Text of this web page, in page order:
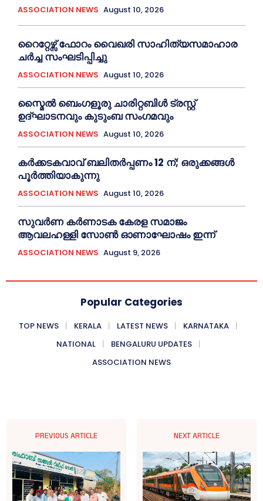
ASSOCIATION NEWS August 10, 2026
റൈറ്റേഴ്സ് ഫോറം വൈഖരി സാഹിത്യസമാഹാര
ചർച്ച സംഘടിപ്പിച്ചു
ASSOCIATION NEWS August 10, 2026
സ്മൈൽ ബെംഗളൂരു ചാരിറ്റബിൾ ട്രസ്റ്റ്
ഉദ്ഘാടനവും കുടുംബ സംഗമവും
ASSOCIATION NEWS August 10, 2026
കർക്കടകവാവ് ബലിതർപ്പണം 12 ന്; ഒരുക്കങ്ങൾ
പൂർത്തിയാകുന്നു
ASSOCIATION NEWS August 10, 2026
സുവർണ കർണാടക കേരള സമാജം
ആവലഹള്ളി സോണ്‍ ഓണാഘോഷം ഇന്ന്
ASSOCIATION NEWS August 9, 2026
Popular Categories
TOP NEWS KERALA LATEST NEWS
KARNATAKA
NATIONAL
BENGALURU UPDATES
ASSOCIATION NEWS
PREVIOUS ARTICLE NEXT ARTICLE